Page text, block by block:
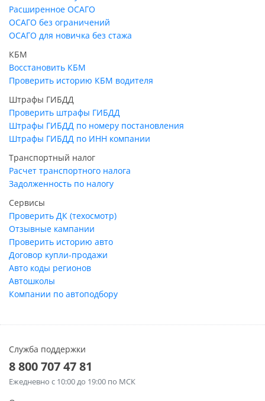
Расширенное ОСАГО
ОСАГО без ограничений
ОСАГО для новичка без стажа
КБМ
Восстановить КБМ
Проверить историю КБМ водителя
Штрафы ГИБДД
Проверить штрафы ГИБДД
Штрафы ГИБДД по номеру постановления
Штрафы ГИБДД по ИНН компании
Транспортный налог
Расчет транспортного налога
Задолженность по налогу
Сервисы
Проверить ДК (техосмотр)
Отзывные кампании
Проверить историю авто
Договор купли-продажи
Авто коды регионов
Автошколы
Компании по автоподбору
Служба поддержки
8 800 707 47 81
Ежедневно с 10:00 до 19:00 по МСК